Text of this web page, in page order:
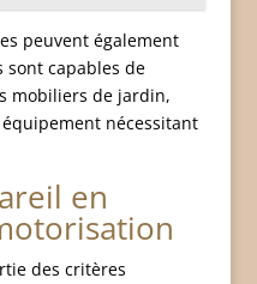
peuvent également
sont capables de
mobiliers de jardin,
nécessitant
en
des critères